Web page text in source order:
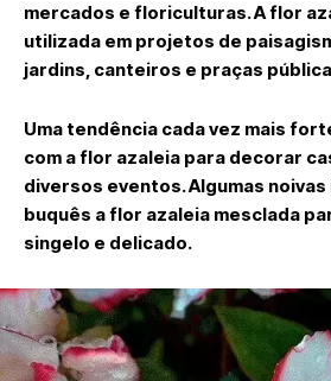
mercados e floriculturas. A flor
utilizada em projetos de
jardins, canteiros e praças
Uma tendência cada vez mais
com a flor azaleia para decorar
diversos eventos. Algumas
buquês a flor azaleia mesclada
singelo e delicado.